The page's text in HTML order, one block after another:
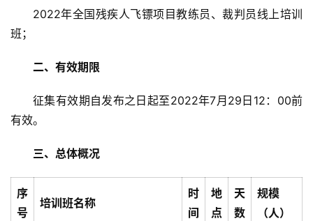
2022年全国残疾人飞镖项目教练员、裁判员线上培训
班；
二、 有效期限
征集有效期自发布之日起至2022年7月29日12：00前
有效。
三、 总体概况
序
号
培训班名称
时
间
地
点
天
数
规模
（人）